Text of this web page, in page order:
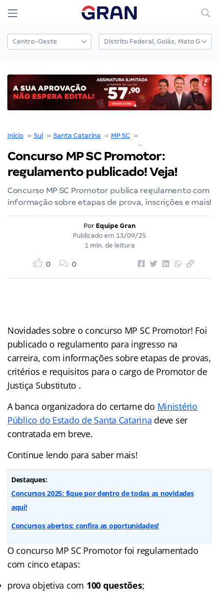
Início ›› Sul ›› Santa Catarina ›› MP SC ››
Concurso MP SC Promotor:
regulamento publicado! Veja!
Concurso MP SC Promotor publica regulamento com
informação sobre etapas de prova, inscrições e mais!
Por Equipe Gran
Publicado em 13/09/25
1 min. de leitura
0 0
Novidades sobre o concurso MP SC Promotor! Foi
publicado o regulamento para ingresso na
carreira, com informações sobre etapas de provas,
critérios e requisitos para o cargo de Promotor de
Justiça Substituto .
A banca organizadora do certame do Ministério
Público do Estado de Santa Catarina deve ser
contratada em breve.
Continue lendo para saber mais!
Destaques:
Concursos 2025: fique por dentro de todas as novidades
aqui!
Concursos abertos: confira as oportunidades!
O concurso MP SC Promotor foi regulamentado
com cinco etapas:
prova objetiva com 100 questões;